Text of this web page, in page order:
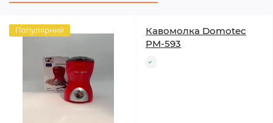
Популярний
Кавомолка Domotec
PM-593